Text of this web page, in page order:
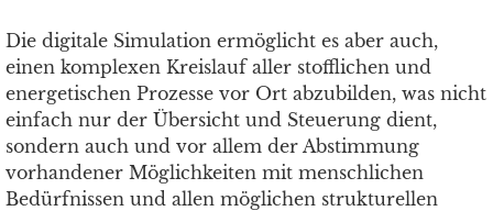
Die digitale Simulation ermöglicht es aber auch,
einen komplexen Kreislauf aller stofflichen und
energetischen Prozesse vor Ort abzubilden, was nicht
einfach nur der Übersicht und Steuerung dient,
sondern auch und vor allem der Abstimmung
vorhandener Möglichkeiten mit menschlichen
Bedürfnissen und allen möglichen strukturellen